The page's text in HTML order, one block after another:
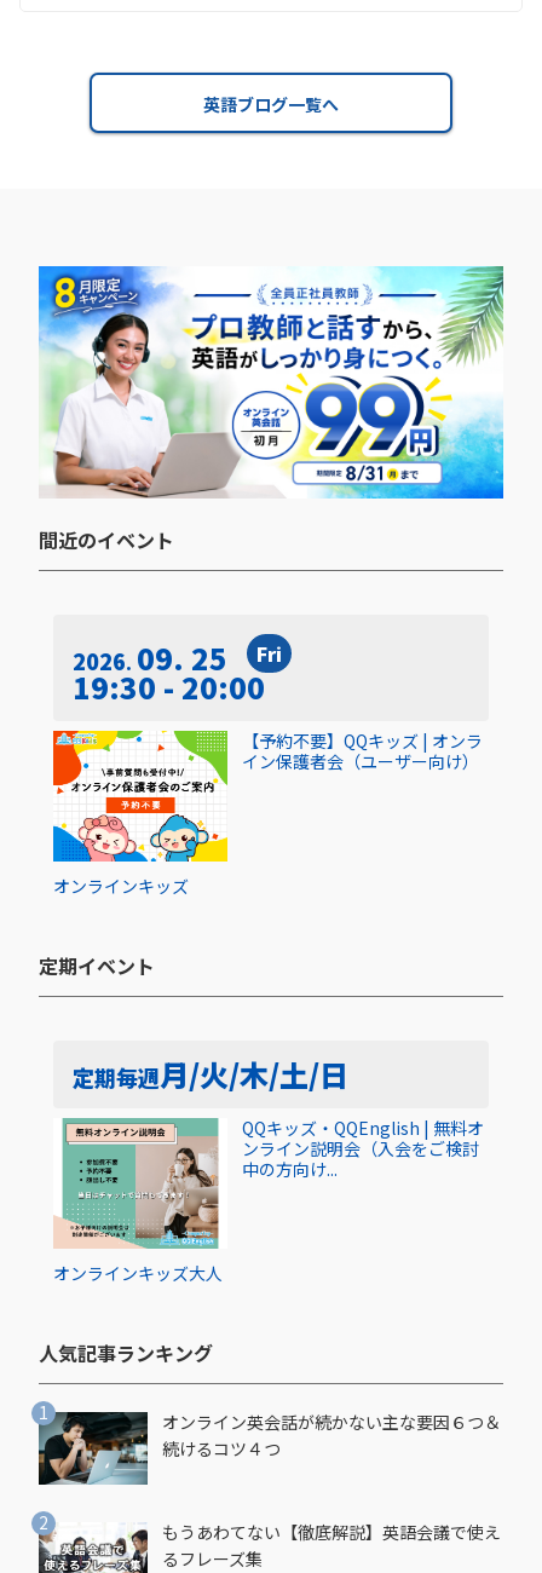
英語ブログ一覧へ
間近のイベント​
2026 09. 25 Fri
19:30 - 20:00
オンラインキッズ
【予約不要】QQキッズ | オンラ
イン保護者会（ユーザー向け）
定期イベント​
定期毎週月/火/木/土/日
オンラインキッズ大人
QQキッズ・QQEnglish | 無料オ
ンライン説明会（入会をご検討
中の方向け...
人気記事ランキング​
オンライン英会話が続かない主な要因６つ＆
続けるコツ４つ
もうあわてない【徹底解説】英語会議で使え
るフレーズ集